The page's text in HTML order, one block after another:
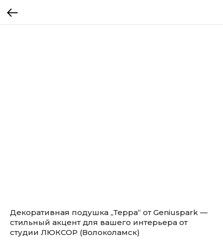
Декоративная подушка „Терра“ от Geniuspark —
стильный акцент для вашего интерьера от
студии ЛЮКСОР (Волоколамск)